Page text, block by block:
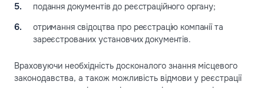
подання документів до реєстраційного органу;
отримання свідоцтва про реєстрацію компанії та
зареєстрованих установчих документів.
Враховуючи необхідність досконалого знання місцевого
законодавства, а також можливість відмови у реєстрації